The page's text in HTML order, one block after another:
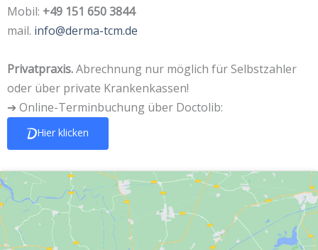
Mobil: +49 151 650 3844
mail. info@derma-tcm.de
Privatpraxis.Abrechnung nur möglich für Selbstzahler
oder über private Krankenkassen!
➔Online-Terminbuchung über Doctolib:
Hier klicken